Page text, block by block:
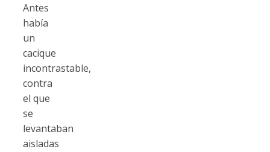
Antes
había
un
cacique
incontrastable,
contra
el que
se
levantaban
aisladas